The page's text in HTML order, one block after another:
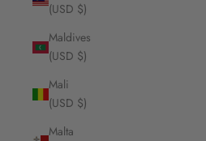
(USD $)
Maldives
(USD $)
Mali
(USD $)
Malta